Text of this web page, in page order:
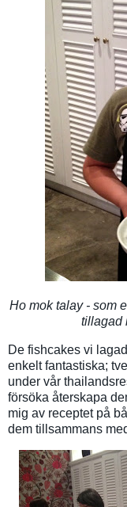
Ho mok talay - som
tillagad
De fishcakes vi
enkelt fantastiska;
under vår
försöka återskapa
mig av receptet på
dem tillsammans